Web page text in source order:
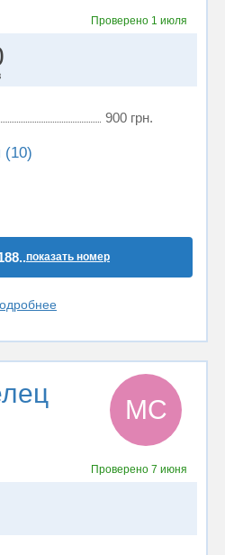
Проверено 1 июля
900 грн.
(10)
показать номер
МС
Проверено7 июня